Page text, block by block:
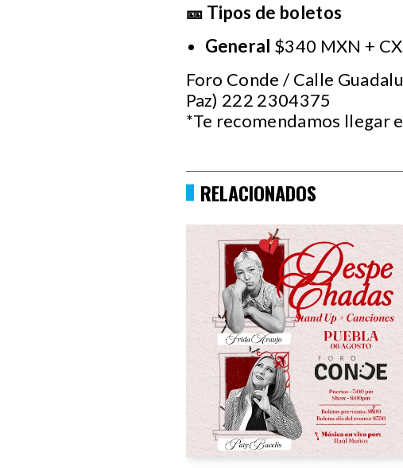
🎫 Tipos de boletos
General $340 MXN +
Foro Conde / Calle
Paz) 222 2304375
*Te recomendamos llegar
RELACIONADOS